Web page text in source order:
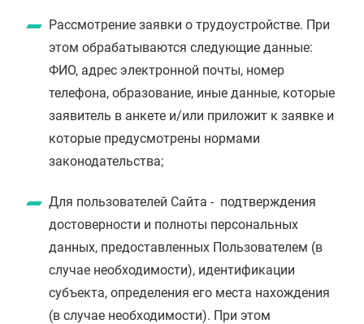
Рассмотрение заявки о трудоустройстве. При
этом обрабатываются следующие данные:
ФИО, адрес электронной почты, номер
телефона, образование, иные данные, которые
заявитель в анкете и/или приложит к заявке и
которые предусмотрены нормами
законодательства;
Для пользователей Сайта - подтверждения
достоверности и полноты персональных
данных, предоставленных Пользователем (в
случае необходимости), идентификации
субъекта, определения его места нахождения
(в случае необходимости). При этом